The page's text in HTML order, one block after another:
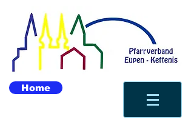
Home